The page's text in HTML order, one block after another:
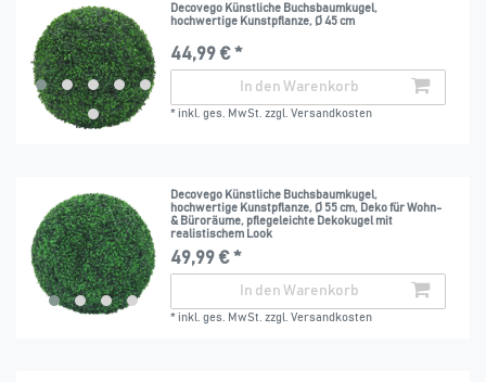
Decovego Künstliche Buchsbaumkugel,
hochwertige Kunstpflanze, Ø 45 cm
44,99 € *
In den Warenkorb
* inkl. ges. MwSt. zzgl.Versandkosten
Decovego Künstliche Buchsbaumkugel,
hochwertige Kunstpflanze, Ø 55 cm, Deko für Wohn-
& Büroräume, pflegeleichte Dekokugel mit
realistischem Look
49,99 € *
In den Warenkorb
* inkl. ges. MwSt. zzgl.Versandkosten